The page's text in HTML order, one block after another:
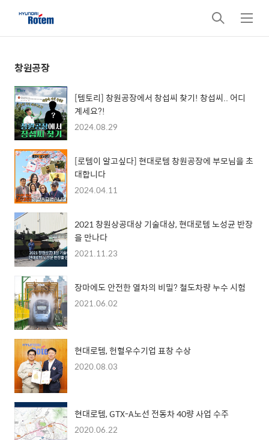
검
색
메
뉴
창원공장
[템토리] 창원공장에서 창섭씨 찾기! 창섭씨.. 어디
계세요?!
2024.08.29
[로템이 알고싶다] 현대로템 창원공장에 부모님을 초
대합니다
2024.04.11
2021 창원상공대상 기술대상, 현대로템 노성균 반장
을 만나다
2021.11.23
장마에도 안전한 열차의 비밀? 철도차량 누수 시험
2021.06.02
현대로템, 헌혈우수기업 표창 수상
2020.08.03
현대로템, GTX-A노선 전동차 40량 사업 수주
2020.06.22